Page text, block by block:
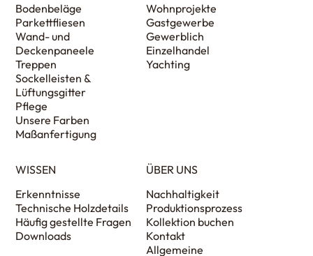
Bodenbeläge
Parkettfliesen
Wand- und
Deckenpaneele
Treppen
Sockelleisten &
Lüftungsgitter
Pflege
Unsere Farben
Maßanfertigung
Wohnprojekte
Gastgewerbe
Gewerblich
Einzelhandel
Yachting
WISSEN
Erkenntnisse
Technische Holzdetails
Häufig gestellte Fragen
Downloads
ÜBER UNS
Nachhaltigkeit
Produktionsprozess
Kollektion buchen
Kontakt
Allgemeine